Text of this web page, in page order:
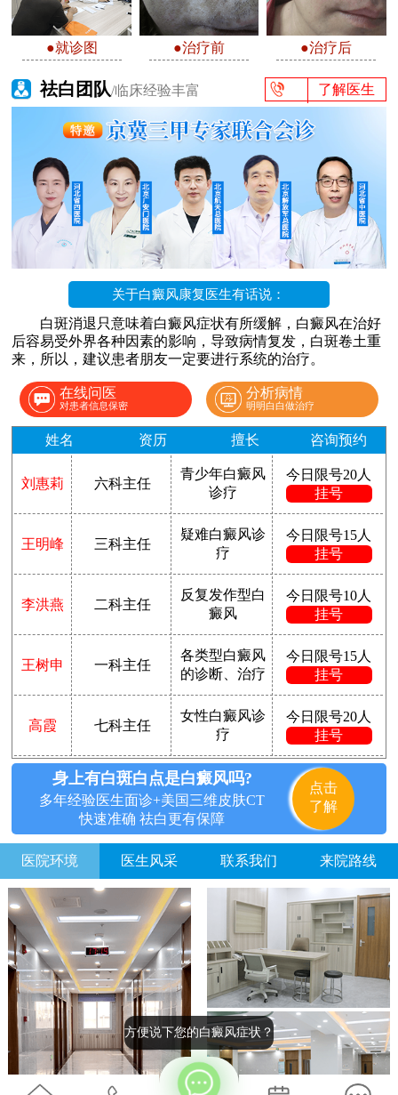
●就诊图 ●治疗前 ●治疗后
祛白团队/临床经验丰富 了解医生
关于白癜风康复医生有话说：
白斑消退只意味着白癜风症状有所缓解，白癜风在治好
后容易受外界各种因素的影响，导致病情复发，白斑卷土重
来，所以，建议患者朋友一定要进行系统的治疗。
在线问医
对患者信息保密
分析病情
明明白白做治疗
姓名 资历 擅长 咨询预约
刘惠莉 六科主任
青少年白癜风
诊疗
今日限号20人
挂号
王明峰 三科主任
疑难白癜风诊
疗
今日限号15人
挂号
李洪燕 二科主任
反复发作型白
癜风
今日限号10人
挂号
王树申 一科主任
各类型白癜风
的诊断、治疗
今日限号15人
挂号
高霞 七科主任
女性白癜风诊
疗
今日限号20人
挂号
身上有白斑白点是白癜风吗?
多年经验医生面诊+美国三维皮肤CT
快速准确 祛白更有保障
点击
了解
医院环境 医生风采 联系我们 来院路线
方便说下您的白癜风症状？